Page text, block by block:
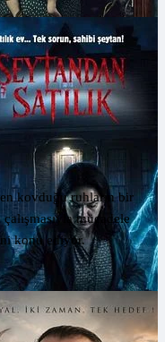
kovduğu ruhların bir
mücadele
konu ediyor.